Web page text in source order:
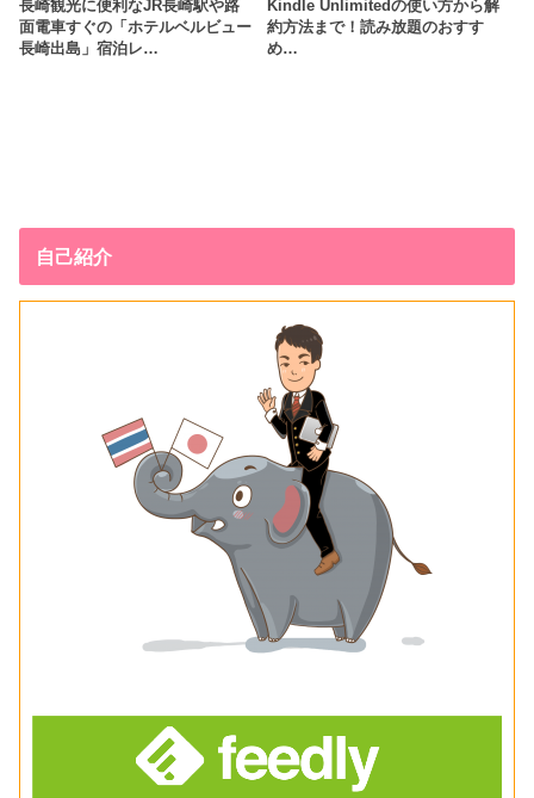
長崎観光に便利なJR長崎駅や路
面電車すぐの「ホテルベルビュー
長崎出島」宿泊レ…
Kindle Unlimitedの使い方から解
約方法まで！読み放題のおすす
め…
自己紹介